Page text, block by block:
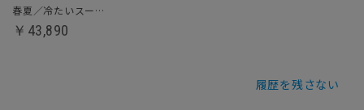
春夏／冷たいスーツ／ツーパンツスーツ
￥43,890
履歴を残さない